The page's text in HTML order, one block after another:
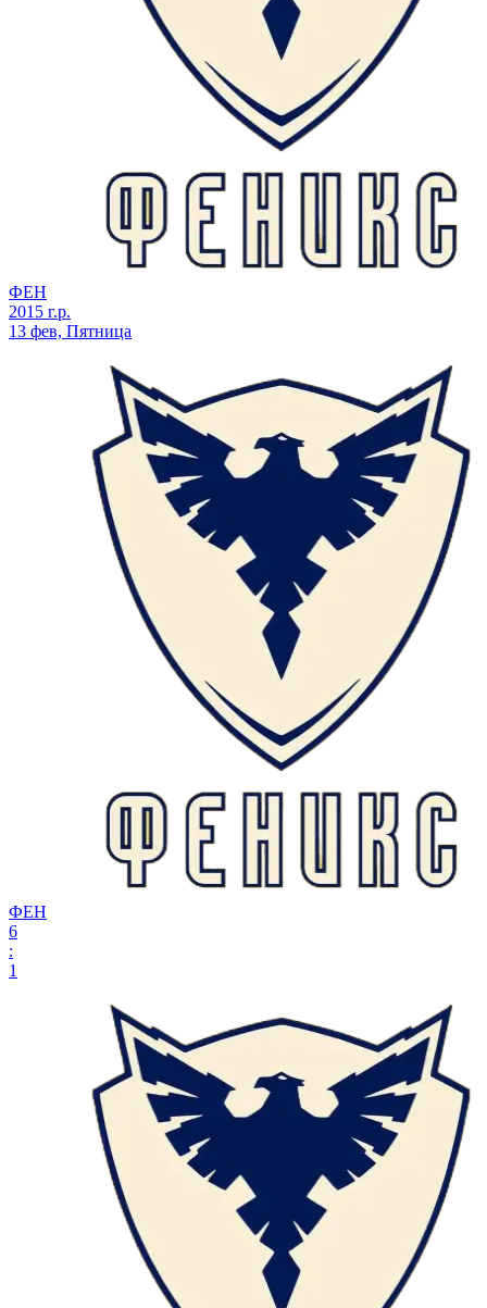
ФЕН
2015 г.р.
13 фев, Пятница
ФЕН
6
:
1